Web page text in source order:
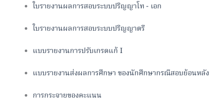
ใบรายงานผลการสอบระบบปริญญาโท - เอก
ใบรายงานผลการสอบระบบปริญญาตรี
แบบรายงานการปรับเกรดแก้ I
แบบรายงานส่งผลการศึกษา ของนักศึกษากรณีสอบย้อนหลัง
การกระจายของคะแนน